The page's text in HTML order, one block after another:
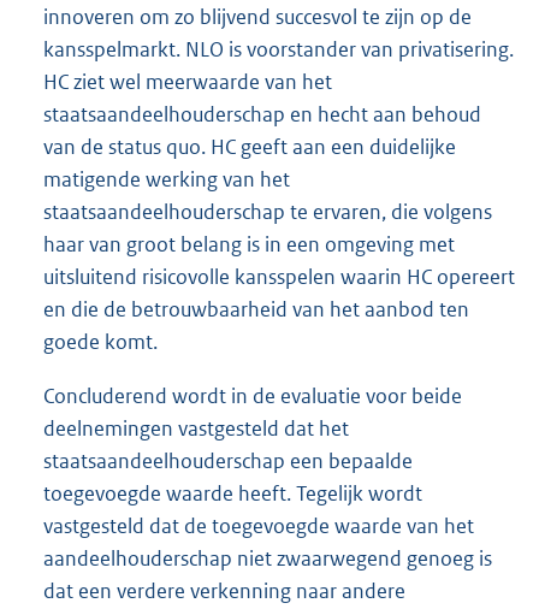
innoveren om zo blijvend succesvol te zijn op de
kansspelmarkt. NLO is voorstander van privatisering.
HC ziet wel meerwaarde van het
staatsaandeelhouderschap en hecht aan behoud
van de status quo. HC geeft aan een duidelijke
matigende werking van het
staatsaandeelhouderschap te ervaren, die volgens
haar van groot belang is in een omgeving met
uitsluitend risicovolle kansspelen waarin HC opereert
en die de betrouwbaarheid van het aanbod ten
goede komt.
Concluderend wordt in de evaluatie voor beide
deelnemingen vastgesteld dat het
staatsaandeelhouderschap een bepaalde
toegevoegde waarde heeft. Tegelijk wordt
vastgesteld dat de toegevoegde waarde van het
aandeelhouderschap niet zwaarwegend genoeg is
dat een verdere verkenning naar andere